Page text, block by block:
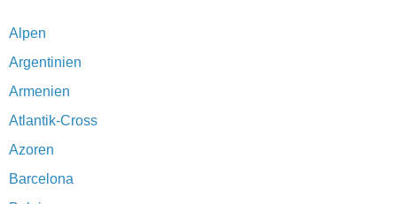
Alpen
Argentinien
Armenien
Atlantik-Cross
Azoren
Barcelona